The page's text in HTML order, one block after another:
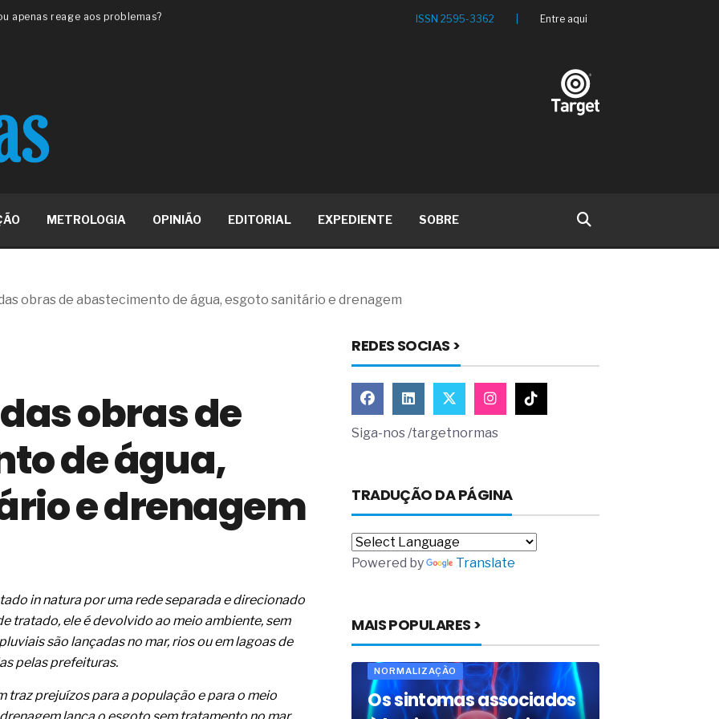
apenas reage aos problemas?
má-fé para tentar criar uma
ISO
metabólica
ânus
de ovário
da fadiga crônica
como estratégia
de materiais
B2B e a venda complexa
dos fios, cabos e
com tipologia de giro para as
apenas reage aos problemas?
a frio in situ com emulsão
ânus
de ovário
cabelos ou calvície
o resultado positivo
ISSN 2595-3362 Entre aqui
METROLOGIA OPINIÃO EDITORIAL EXPEDIENTE SOBRE
obras de abastecimento de água, esgoto sanitário e drenagem
obras de
de água,
e drenagem
in natura por uma rede separada e direcionado
tratado, ele é devolvido ao meio ambiente, sem
são lançadas no mar, rios ou em lagoas de
pelas prefeituras.
traz prejuízos para a população e para o meio
REDES SOCIAS >
Siga-nos /targetnormas
TRADUÇÃO DA PÁGINA
Powered by Translate
MAIS POPULARES >
NORMALIZAÇÃO
Os sintomas associados